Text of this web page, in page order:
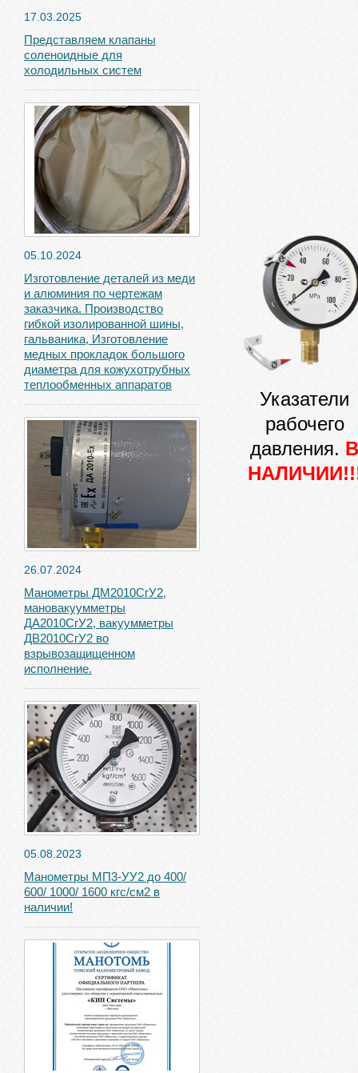
17.03.2025
Представляем клапаны
соленоидные для
холодильных систем
05.10.2024
Изготовление деталей из меди
и алюминия по чертежам
заказчика. Производство
гибкой изолированной шины,
гальваника, Изготовление
медных прокладок большого
диаметра для кожухотрубных
теплообменных аппаратов
26.07.2024
Манометры ДМ2010СгУ2,
мановакуумметры
ДА2010СгУ2, вакуумметры
ДВ2010СгУ2 во
взрывозащищенном
исполнение.
05.08.2023
Манометры МП3-УУ2 до 400/
600/ 1000/ 1600 кгс/см2 в
наличии!
Указатели
рабочего
давления. В